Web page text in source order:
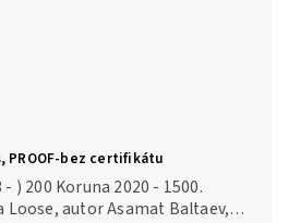
PROOF-bez certifikátu
) 200 Koruna 2020 - 1500.
autor Asamat Baltaev,